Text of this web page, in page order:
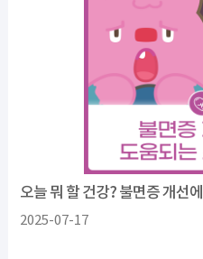
오늘 뭐 할 건강? 불면증 개선
2025-07-17